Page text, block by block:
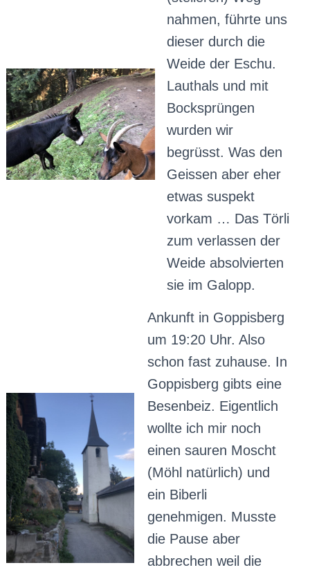
nahmen, führte uns
dieser durch die
Weide der Eschu.
Lauthals und mit
Bocksprüngen
wurden wir
begrüsst. Was den
Geissen aber eher
etwas suspekt
vorkam … Das Törli
zum verlassen der
Weide absolvierten
sie im Galopp.
Ankunft in Goppisberg
um 19:20 Uhr. Also
schon fast zuhause. In
Goppisberg gibts eine
Besenbeiz. Eigentlich
wollte ich mir noch
einen sauren Moscht
(Möhl natürlich) und
ein Biberli
genehmigen. Musste
die Pause aber
abbrechen weil die